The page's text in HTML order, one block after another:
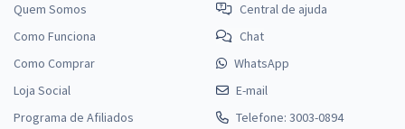
Quem Somos
Como Funciona
Como Comprar
Loja Social
Programa de Afiliados
Central de ajuda
Chat
WhatsApp
E-mail
Telefone: 3003-0894